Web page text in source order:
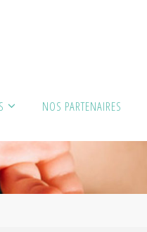
NOS PARTENAIRES